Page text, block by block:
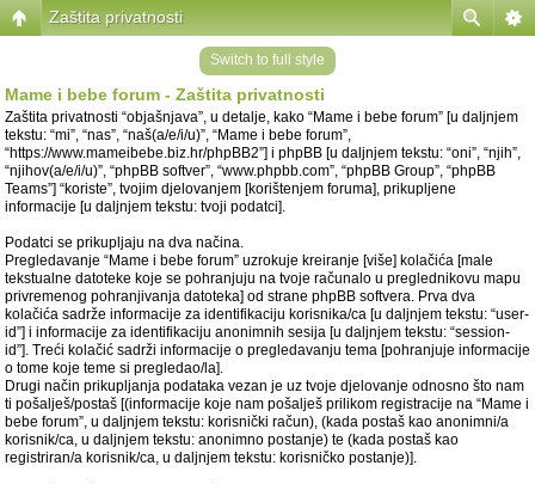
Zaštita privatnosti
Switch to full style
Mame i bebe forum - Zaštita privatnosti
Zaštita privatnosti “objašnjava”, u detalje, kako “Mame i bebe forum” [u daljnjem
tekstu: “mi”, “nas”, “naš(a/e/i/u)”, “Mame i bebe forum”,
“https://www.mameibebe.biz.hr/phpBB2”] i phpBB [u daljnjem tekstu: “oni”, “njih”,
“njihov(a/e/i/u)”, “phpBB softver”, “www.phpbb.com”, “phpBB Group”, “phpBB
Teams”] “koriste”, tvojim djelovanjem [korištenjem foruma], prikupljene
informacije [u daljnjem tekstu: tvoji podatci].
Podatci se prikupljaju na dva načina.
Pregledavanje “Mame i bebe forum” uzrokuje kreiranje [više] kolačića [male
tekstualne datoteke koje se pohranjuju na tvoje računalo u preglednikovu mapu
privremenog pohranjivanja datoteka] od strane phpBB softvera. Prva dva
kolačića sadrže informacije za identifikaciju korisnika/ca [u daljnjem tekstu: “user-
id”] i informacije za identifikaciju anonimnih sesija [u daljnjem tekstu: “session-
id”]. Treći kolačić sadrži informacije o pregledavanju tema [pohranjuje informacije
o tome koje teme si pregledao/la].
Drugi način prikupljanja podataka vezan je uz tvoje djelovanje odnosno što nam
ti pošalješ/postaš [(informacije koje nam pošalješ prilikom registracije na “Mame i
bebe forum”, u daljnjem tekstu: korisnički račun), (kada postaš kao anonimni/a
korisnik/ca, u daljnjem tekstu: anonimno postanje) te (kada postaš kao
registriran/a korisnik/ca, u daljnjem tekstu: korisničko postanje)].